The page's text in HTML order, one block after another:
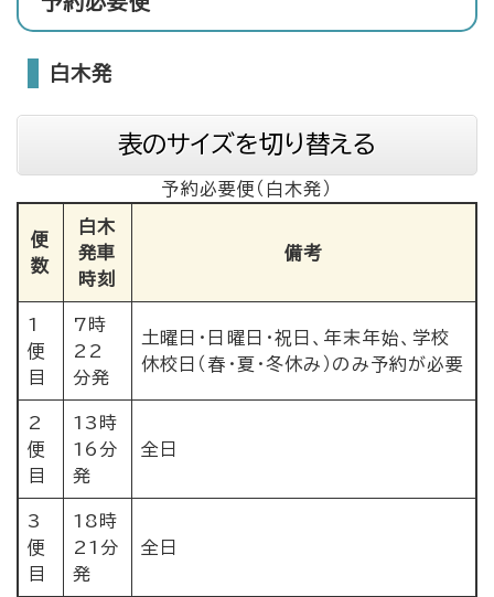
白木発
表のサイズを切り替える
予約必要便（白木発）
便
数
白木
発車
時刻
備考
1
便
目
7時
22
分発
土曜日・日曜日・祝日、年末年始、学校
休校日（春・夏・冬休み）のみ予約が必要
2
便
目
13時
16分
発
全日
3
便
目
18時
21分
発
全日